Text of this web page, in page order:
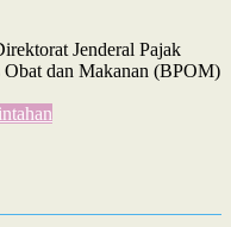
Jenderal Pajak
Obat dan Makanan (BPOM)